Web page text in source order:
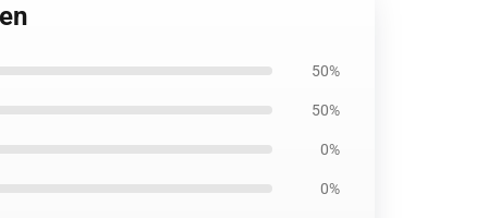
50%
50%
0%
0%